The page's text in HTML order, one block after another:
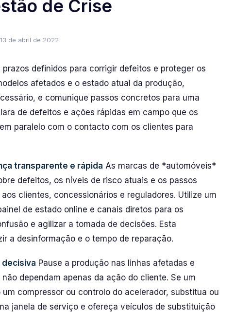
de Crise
13 de abril de 2022
definidos para corrigir defeitos e proteger os
afetados e o estado atual da produção,
e comunique passos concretos para uma
de defeitos e ações rápidas em campo que os
paralelo com o contacto com os clientes para
transparente e rápida As marcas de *automóveis*
defeitos, os níveis de risco atuais e os passos
clientes, concessionários e reguladores. Utilize um
de estado online e canais diretos para os
e agilizar a tomada de decisões. Esta
a desinformação e o tempo de reparação.
decisiva Pause a produção nas linhas afetadas e
dependam apenas da ação do cliente. Se um
compressor ou controlo do acelerador, substitua ou
janela de serviço e ofereça veículos de substituição